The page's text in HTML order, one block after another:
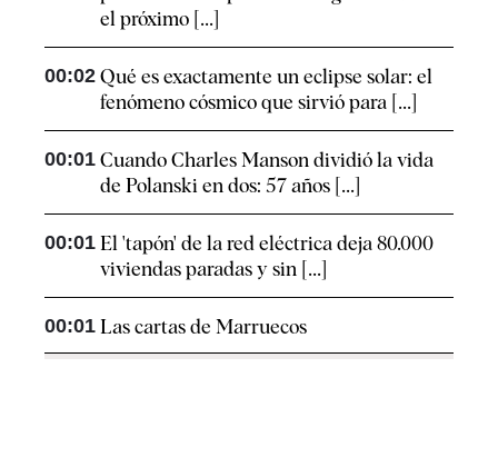
el próximo [...]
00:02 Qué es exactamente un eclipse solar: el
fenómeno cósmico que sirvió para [...]
00:01 Cuando Charles Manson dividió la vida
de Polanski en dos: 57 años [...]
00:01 El 'tapón' de la red eléctrica deja 80.000
viviendas paradas y sin [...]
00:01 Las cartas de Marruecos